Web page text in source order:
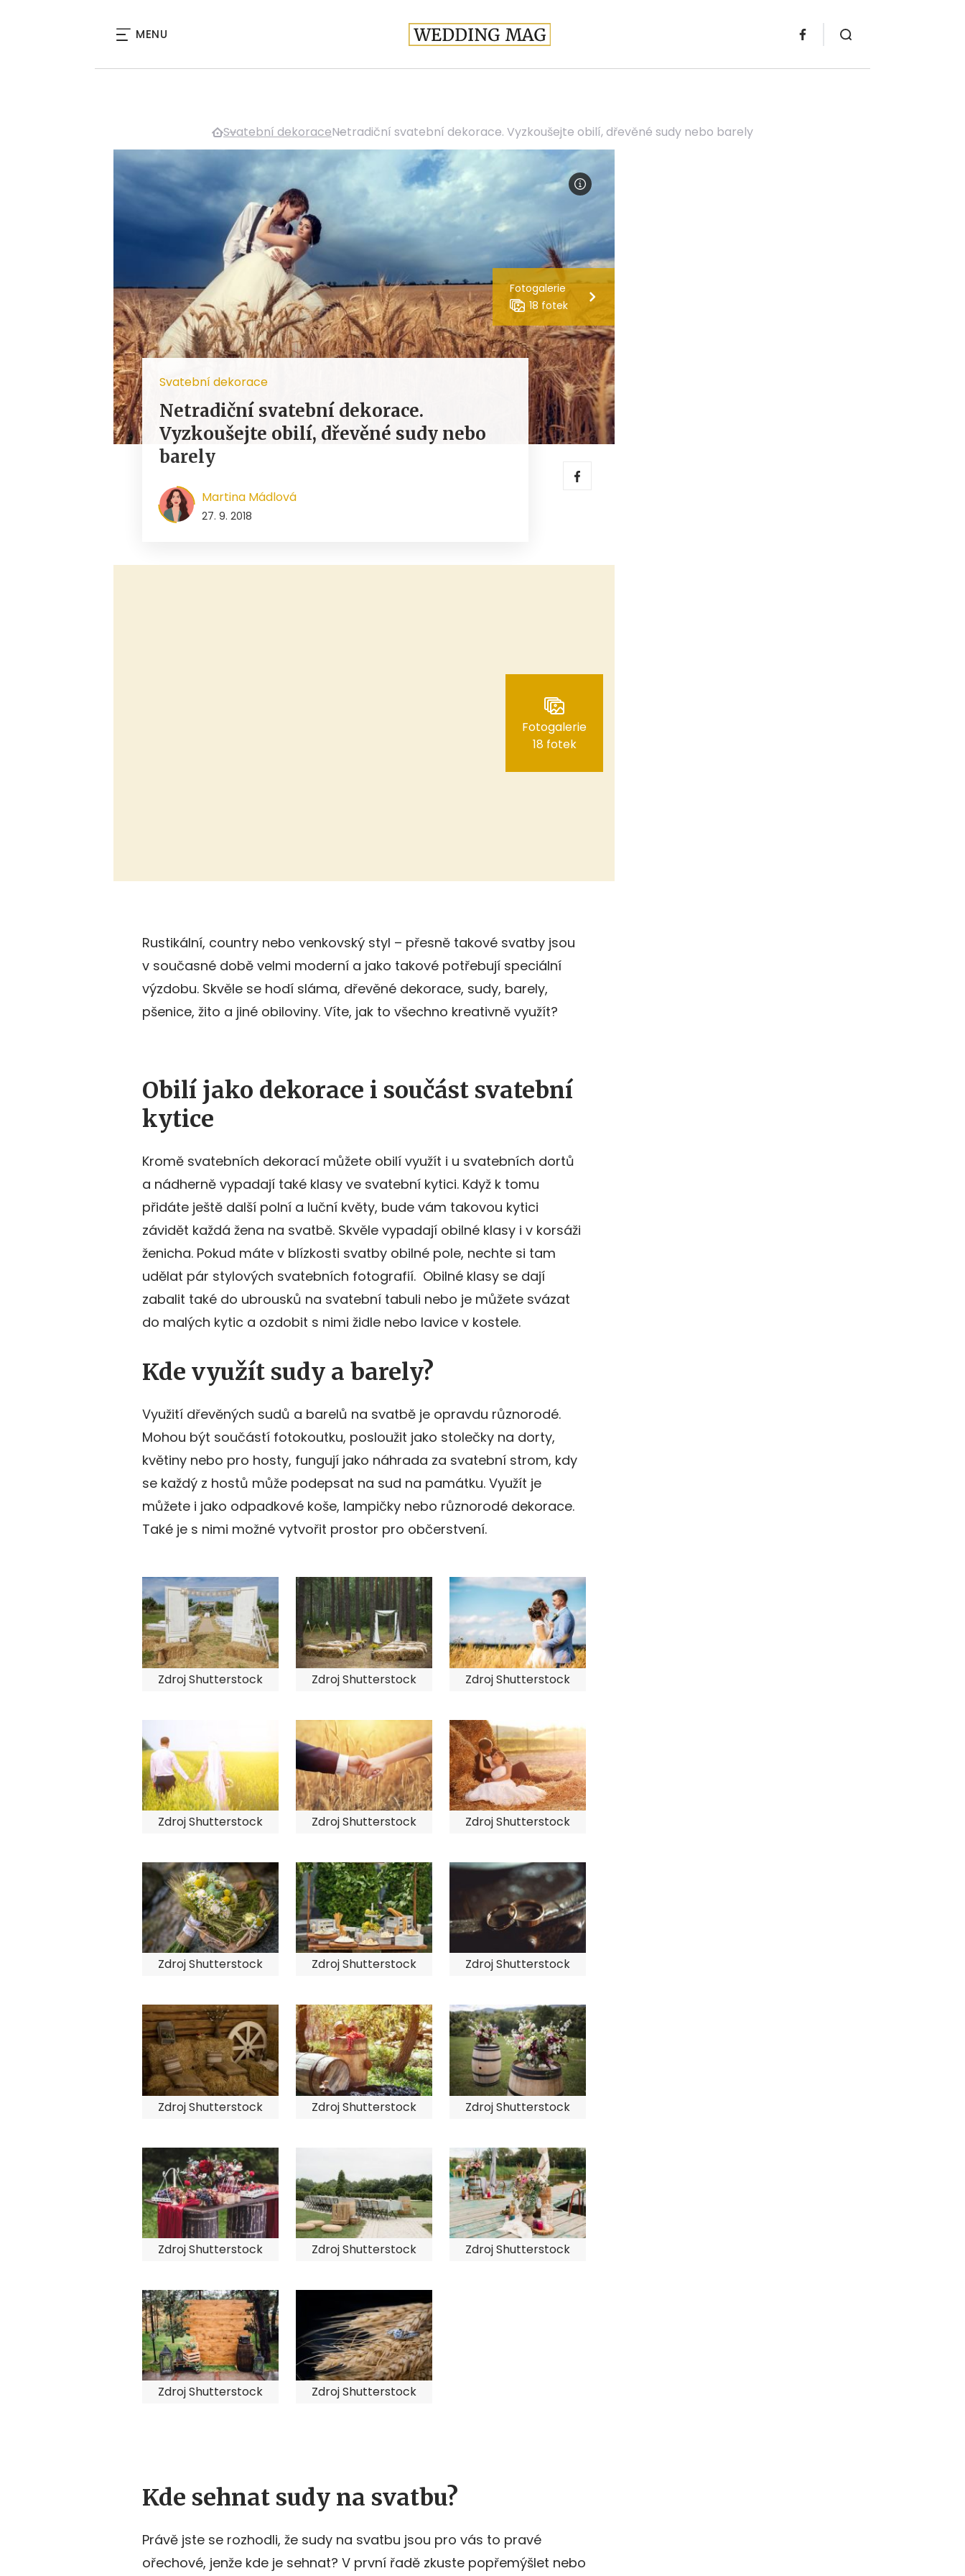
MENU
Svatební dekoraceNetradiční svatební dekorace. Vyzkoušejte obilí, dřevěné sudy nebo barely
Fotogalerie
18 fotek
Svatební dekorace
Netradiční svatební dekorace.
Vyzkoušejte obilí, dřevěné sudy nebo
barely
Martina Mádlová
27. 9. 2018
Fotogalerie
18 fotek
Rustikální, country nebo venkovský styl – přesně takové svatby jsou
v současné době velmi moderní a jako takové potřebují speciální
výzdobu. Skvěle se hodí sláma, dřevěné dekorace, sudy, barely,
pšenice, žito a jiné obiloviny. Víte, jak to všechno kreativně využít?
Obilí jako dekorace i součást svatební
kytice
Kromě svatebních dekorací můžete obilí využít i u svatebních dortů
a nádherně vypadají také klasy ve svatební kytici. Když k tomu
přidáte ještě další polní a luční květy, bude vám takovou kytici
závidět každá žena na svatbě. Skvěle vypadají obilné klasy i v korsáži
ženicha. Pokud máte v blízkosti svatby obilné pole, nechte si tam
udělat pár stylových svatebních fotografií. Obilné klasy se dají
zabalit také do ubrousků na svatební tabuli nebo je můžete svázat
do malých kytic a ozdobit s nimi židle nebo lavice v kostele.
Kde využít sudy a barely?
Využití dřevěných sudů a barelů na svatbě je opravdu různorodé.
Mohou být součástí fotokoutku, posloužit jako stolečky na dorty,
květiny nebo pro hosty, fungují jako náhrada za svatební strom, kdy
se každý z hostů může podepsat na sud na památku. Využít je
můžete i jako odpadkové koše, lampičky nebo různorodé dekorace.
Také je s nimi možné vytvořit prostor pro občerstvení.
Zdroj Shutterstock Zdroj Shutterstock Zdroj Shutterstock
Zdroj Shutterstock Zdroj Shutterstock Zdroj Shutterstock
Zdroj Shutterstock Zdroj Shutterstock Zdroj Shutterstock
Zdroj Shutterstock Zdroj Shutterstock Zdroj Shutterstock
Zdroj Shutterstock Zdroj Shutterstock Zdroj Shutterstock
Zdroj Shutterstock Zdroj Shutterstock
Kde sehnat sudy na svatbu?
Právě jste se rozhodli, že sudy na svatbu jsou pro vás to pravé
ořechové, jenže kde je sehnat? V první řadě zkuste popřemýšlet nebo